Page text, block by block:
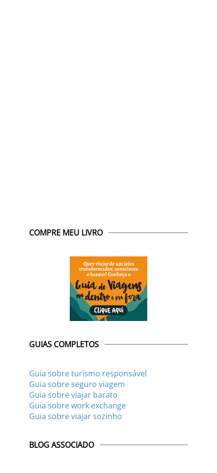
COMPRE MEU LIVRO
GUIAS COMPLETOS
Guia sobre turismo responsável
Guia sobre seguro viagem
Guia sobre viajar barato
Guia sobre work exchange
Guia sobre viajar sozinho
BLOG ASSOCIADO